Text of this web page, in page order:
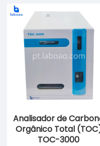
Analisador de
Orgânico Total
TOC-3000